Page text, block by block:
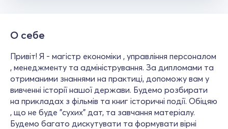
О себе
Привіт! Я - магістр економіки , управління персоналом
, менеджменту та адміністрування. За дипломами та
отриманими знаннями на практиці, допоможу вам у
вивченні історії нашої держави. Будемо розбирати
на прикладах з фільмів та книг історичні події. Обіцяю
, що не буде "сухих" дат, та завчання матеріалу.
Будемо багато дискутувати та формувати вірні